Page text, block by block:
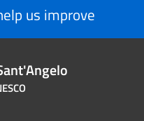
us improve